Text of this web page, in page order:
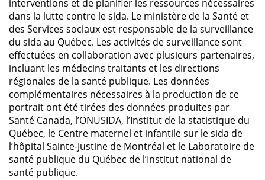
interventions et de planifier les ressources nécessaires
dans la lutte contre le sida. Le ministère de la Santé et
des Services sociaux est responsable de la surveillance
du sida au Québec. Les activités de surveillance sont
effectuées en collaboration avec plusieurs partenaires,
incluant les médecins traitants et les directions
régionales de la santé publique. Les données
complémentaires nécessaires à la production de ce
portrait ont été tirées des données produites par
Santé Canada, l’ONUSIDA, l’Institut de la statistique du
Québec, le Centre maternel et infantile sur le sida de
l’hôpital Sainte-Justine de Montréal et le Laboratoire de
santé publique du Québec de l’Institut national de
santé publique.